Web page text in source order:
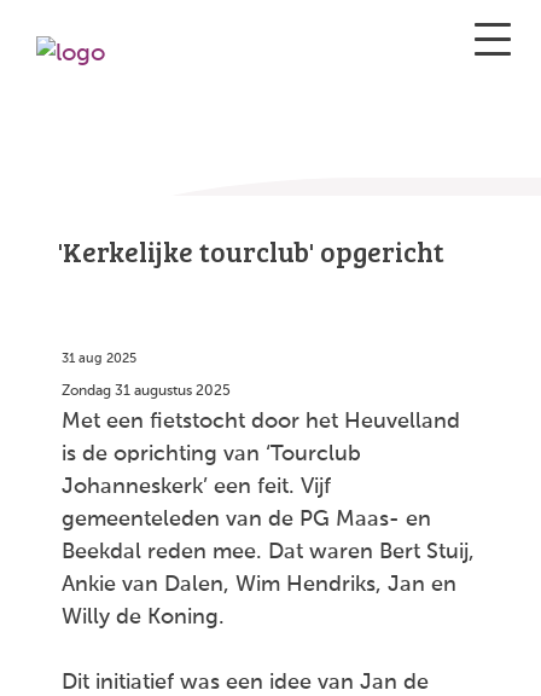
'Kerkelijke tourclub' opgericht
31 aug 2025
Zondag 31 augustus 2025
Met een fietstocht door het Heuvelland
is de oprichting van ‘Tourclub
Johanneskerk’ een feit. Vijf
gemeenteleden van de PG Maas- en
Beekdal reden mee. Dat waren Bert Stuij,
Ankie van Dalen, Wim Hendriks, Jan en
Willy de Koning.
Dit initiatief was een idee van Jan de